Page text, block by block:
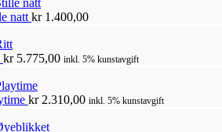
natt kr1.400,00
kr5.775,00 inkl. 5% kunstavgift
kr2.310,00 inkl. 5% kunstavgift